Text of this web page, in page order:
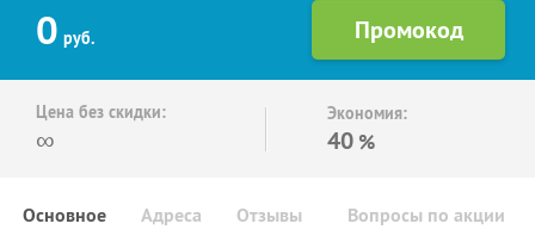
0 руб.
Цена без скидки:
∞
Экономия:
40 %
Основное Отзывы Вопросы по акции
Адреса